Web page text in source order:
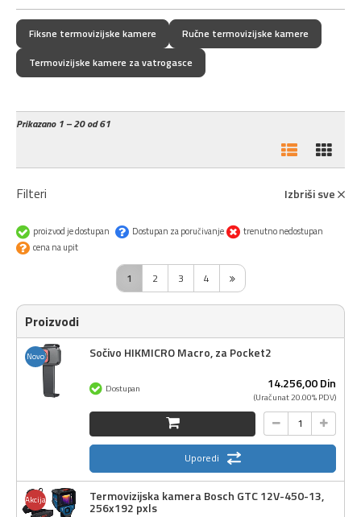
Fiksne termovizijske kamere
Ručne termovizijske kamere
Termovizijske kamere za vatrogasce
Prikazano1 – 20 od 61
Filteri Izbriši sve
proizvod je dostupan Dostupan za poručivanje
trenutno nedostupan
cena na upit
1 2 3 4
Proizvodi
Novo
Sočivo HIKMICRO Macro, za Pocket2
14.256,00Din
(Uračunat 20.00% PDV)
Dostupan
Uporedi
Akcija Termovizijska kamera Bosch GTC 12V-450-13,
256x192 pxls